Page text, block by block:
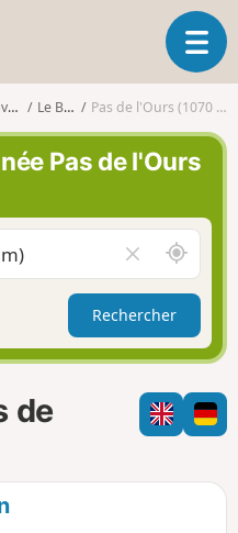
O
u
v
r
a
n
v
g
a
i
o
Le Biot Pas de l'Ours (1070 m)
Pas de l'Ours
i
d
e
r
l
e
h
m
A
u
t
u
r
d
e
m
i
Rechercher
de